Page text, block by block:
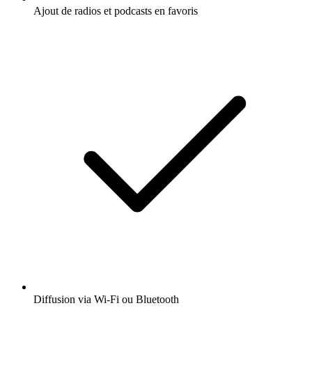
Ajout de radios et podcasts en favoris
Diffusion via Wi-Fi ou Bluetooth